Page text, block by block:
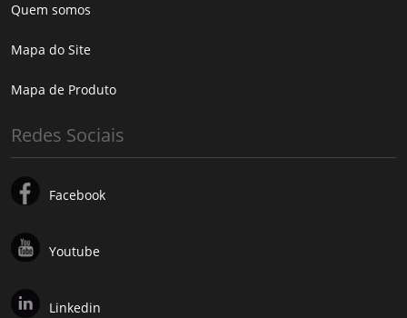
Quem somos
Mapa do Site
Mapa de Produto
Redes Sociais
Facebook
Youtube
Linkedin